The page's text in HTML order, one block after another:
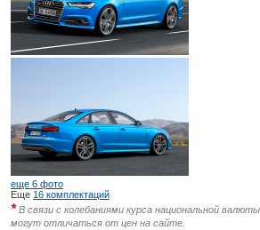
еще 6 фото
Еще 16 комплектаций
* В связи с колебаниями курса национальной
могут отличаться от цен на сайте.